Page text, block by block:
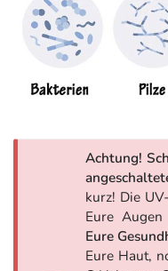
Achtung!
kurz! Die
Eure
Eure
Eure Haut,